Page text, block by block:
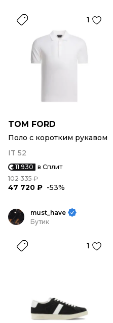
1
TOM FORD
Поло с коротким рукавом
IT 52
11 930 в Сплит
102 335 ₽
47 720 ₽ -53%
must_have
Бутик
1